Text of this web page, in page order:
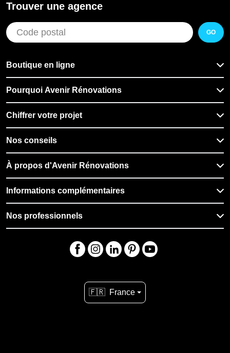
Trouver une agence
GO
Boutique en ligne
Pourquoi Avenir Rénovations
Chiffrer votre projet
Nos conseils
À propos d'Avenir Rénovations
Informations complémentaires
Nos professionnels
🇫🇷 France